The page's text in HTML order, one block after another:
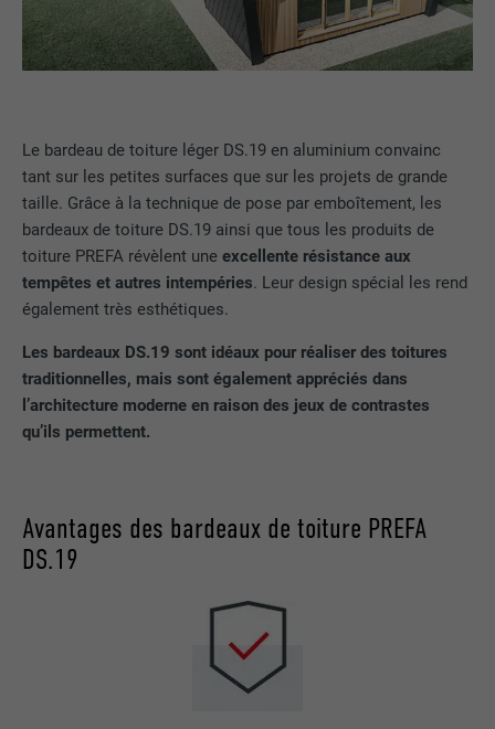
Le bardeau de toiture léger DS.19 en aluminium convainc
tant sur les petites surfaces que sur les projets de grande
taille. Grâce à la technique de pose par emboîtement, les
bardeaux de toiture DS.19 ainsi que tous les produits de
toiture PREFA révèlent uneexcellente résistance aux
tempêtes et autres intempéries. Leur design spécial les rend
également très esthétiques.
Les bardeaux DS.19 sont idéaux pour réaliser des toitures
traditionnelles, mais sont également appréciés dans
l’architecture moderne en raison des jeux de contrastes
qu’ils permettent.
Avantages des bardeaux de toiture PREFA
DS.19